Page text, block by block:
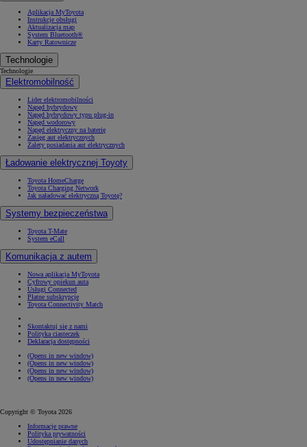
Aplikacja MyToyota
Instrukcje obsługi
Aktualizacja map
System Bluetooth®
Karty Ratownicze
Technologie
Technologie
Elektromobilność
Lider elektromobilności
Napęd hybrydowy
Napęd hybrydowy typu plug-in
Napęd wodorowy
Napęd elektryczny na baterię
Zasięg aut elektrycznych
Zalety posiadania aut elektrycznych
Ładowanie elektrycznej Toyoty
Toyota HomeCharge
Toyota Charging Network
Jak naładować elektryczną Toyotę?
Systemy bezpieczeństwa
Toyota T-Mate
System eCall
Komunikacja z autem
Nowa aplikacja MyToyota
Cyfrowy opiekun auta
Usługi Connected
Płatne subskrypcje
Toyota Connectivity Match
Skontaktuj się z nami
Polityka ciasteczek
Deklaracja dostępności
(Opens in new window)
(Opens in new window)
(Opens in new window)
(Opens in new window)
Copyright © Toyota 2026
Informacje prawne
Polityka prywatności
Udostępnianie danych